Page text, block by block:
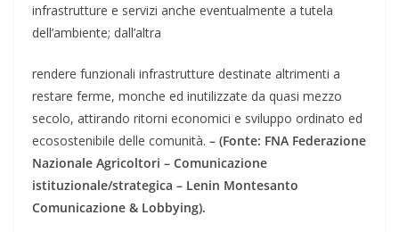
infrastrutture e servizi anche eventualmente a tutela
dell’ambiente; dall’altra
rendere funzionali infrastrutture destinate altrimenti a
restare ferme, monche ed inutilizzate da quasi mezzo
secolo, attirando ritorni economici e sviluppo ordinato ed
ecosostenibile delle comunità. – (Fonte: FNA Federazione
Nazionale Agricoltori – Comunicazione
istituzionale/strategica – Lenin Montesanto
Comunicazione & Lobbying).